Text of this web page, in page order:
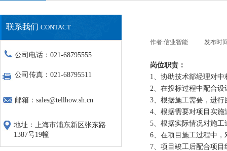
作者:信业智能 发布时
岗位职责：
1、协助技术部经理对
2、在投标过程中配合
3、根据施工需要，进行
4、根据需要对项目实
5、根据实际情况对施
6、在项目施工过程中
7、项目竣工后配合项目
联系我们 CONTACT
最新资讯
公司电话：021-68795555
公司传真：021-68795511
邮箱：sales@tellhow.sh.cn
地址：上海市浦东新区张东路
1387号19幢